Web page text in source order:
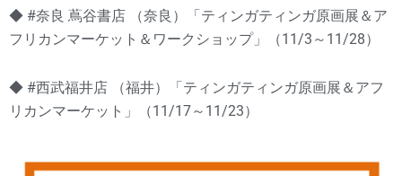
◆ #奈良 蔦谷書店 （奈良）「ティンガティンガ原画展＆ア
フリカンマーケット＆ワークショップ」（11/3～11/28）
◆ #西武福井店 （福井）「ティンガティンガ原画展＆アフ
リカンマーケット」（11/17～11/23）